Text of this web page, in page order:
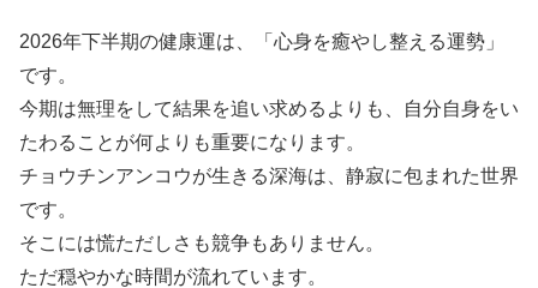
2026年下半期の健康運は、「心身を癒やし整える運勢」
です。
今期は無理をして結果を追い求めるよりも、自分自身をい
たわることが何よりも重要になります。
チョウチンアンコウが生きる深海は、静寂に包まれた世界
です。
そこには慌ただしさも競争もありません。
ただ穏やかな時間が流れています。